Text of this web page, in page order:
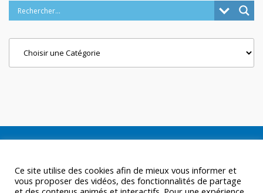
Ce site utilise des cookies afin de mieux vous informer et
vous proposer des vidéos, des fonctionnalités de partage